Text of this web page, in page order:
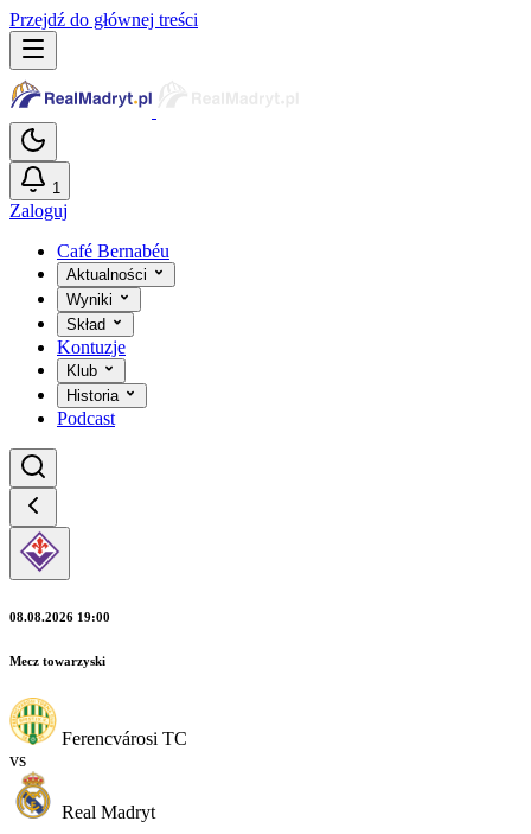
Przejdź do głównej treści
1
Zaloguj
Café Bernabéu
Aktualności
Wyniki
Skład
Kontuzje
Klub
Historia
Podcast
08.08.2026 19:00
Mecz towarzyski
Ferencvárosi TC
vs
Real Madryt